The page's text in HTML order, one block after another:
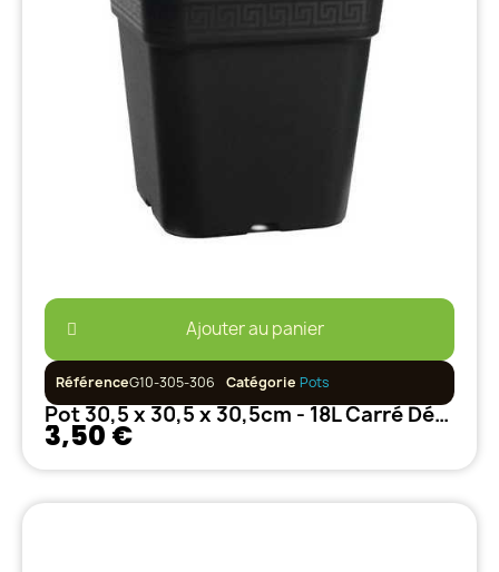
Ajouter au panier
RéférenceG10-305-306 Catégorie Pots
Pot 30,5 x 30,5 x 30,5cm - 18L Carré Décoré
3,50 €